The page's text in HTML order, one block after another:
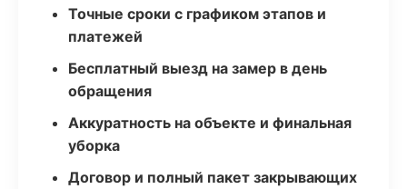
Точные сроки с графиком этапов и
платежей
Бесплатный выезд на замер в день
обращения
Аккуратность на объекте и финальная
уборка
Договор и полный пакет закрывающих